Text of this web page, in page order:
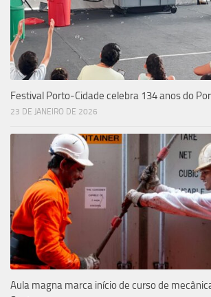
Festival Porto-Cidade celebra 134 anos do
23 DE JANEIRO DE 2026
Aula magna marca início de curso de